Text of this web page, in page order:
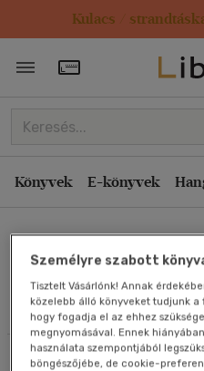
Kulacs /
Törzsvásárlói
Könyvek E-könyvek
Riddle Kamimura
Művei
Szűrés
Rendezés
Kiadás éve szerint
Ár szerint csökkenő
Eladott darabszám
Eladott darabszám
Cím szerint A-Z
Szerző szerint A-Z
Személyre szabott
Tisztelt Vásárlónk! Annak
közelebb álló könyveket tudjunk
hogy fogadja el az ehhez
megnyomásával. Ennek
használata szempontjából
böngészőjébe, de cookie-